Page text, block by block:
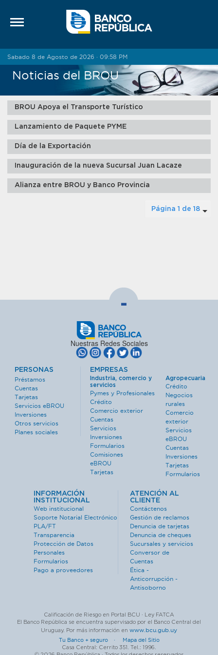
Sabado 8 de Agosto de 2026 · 09:58 PM
Noticias del BROU
BROU Apoya el Transporte Turístico
Lanzamiento de Paquete PYME
Día de la Exportación
Inauguración de la nueva Sucursal Juan Lacaze
Alianza entre BROU y Banco Provincia
Página 1 de 18
-
Nuestras Redes Sociales
PERSONAS
Préstamos
Cuentas
Tarjetas
Servicios eBROU
Inversiones
Otros servicios
Planes sociales
EMPRESAS
Industria, comercio y
servicios
Pymes y Profesionales
Crédito
Comercio exterior
Cuentas
Servicios
Inversiones
Formularios
Comisiones
eBROU
Tarjetas
Agropecuaria
Crédito
Negocios
rurales
Comercio
exterior
Servicios
eBROU
Cuentas
Inversiones
Tarjetas
Formularios
INFORMACIÓN
INSTITUCIONAL
Web institucional
Soporte Notarial Electrónico
PLA/FT
Transparencia
Protección de Datos
Personales
Formularios
Pago a proveedores
ATENCIÓN AL
CLIENTE
Contáctenos
Gestión de reclamos
Denuncia de tarjetas
Denuncia de cheques
Sucursales y servicios
Conversor de
Cuentas
Ética -
Anticorrupción -
Antisoborno
Calificación de Riesgo en Portal BCU · Ley FATCA
El Banco República se encuentra supervisado por el Banco Central del
Uruguay. Por más información en www.bcu.gub.uy
Tu Banco + seguro · Mapa del Sitio
Casa Central: Cerrito 351. Tel.: 1996.